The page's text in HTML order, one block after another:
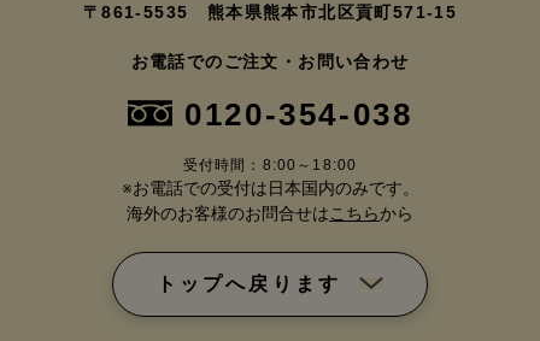
〒861-5535 熊本県熊本市北区貢町571-15
お電話でのご注文・お問い合わせ
0120-354-038
受付時間：8:00～18:00
※お電話での受付は日本国内のみです。
海外のお客様のお問合せは こちらから
トップへ戻ります